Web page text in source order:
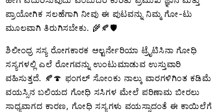
ಪ್ರಾಯೋಗಿಕ ಸಲಹೆಗಾಗಿ ನೀವು ಈ ಪುಟವನ್ನು ನಿಮ್ಮ ಗೋ-ಟು
ಮೂಲವಾಗಿ ತಿರುಗಿಸಬೇಕು. 🌾🍂🛡️
ಶಿಲೀಂಧ್ರ ಸಸ್ಯ ರೋಗಕಾರಕ ಆಲ್ಟರ್ನೇರಿಯಾ ಟ್ರೈಟಿಸಿನಾ ಗೋಧಿ
ಸಸ್ಯಗಳಲ್ಲಿ ಎಲೆ ರೋಗವನ್ನು ಉಂಟುಮಾಡುವ ಉಸ್ತುವಾರಿ
ವಹಿಸುತ್ತದೆ. 🍂🍄 ಫಂಗಲ್ ಸೋಂಕು ನಾಲ್ಕು ವಾರಗಳಿಗಿಂತ ಕಡಿಮೆ
ವಯಸ್ಸಿನ ಬಲಿಯದ ಗೋಧಿ ಸಸಿಗಳ ಮೇಲೆ ಪರಿಣಾಮ ಬೀರಲು
ಸಾಧ್ಯವಾಗದ ಕಾರಣ, ಗೋಧಿ ಸಸ್ಯಗಳು ವಯಸ್ಸಾದಂತೆ ಈ ಕಾಯಿಲೆಗೆ